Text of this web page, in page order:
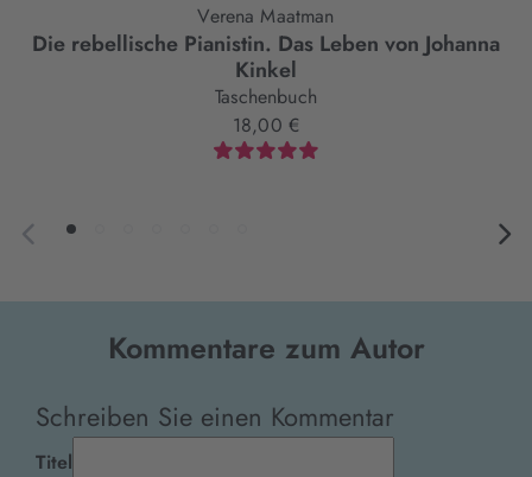
Verena Maatman
Die rebellische Pianistin. Das Leben von Johanna
Kinkel
Taschenbuch
18,00 €
Kommentare zum Autor
Schreiben Sie einen Kommentar
Titel